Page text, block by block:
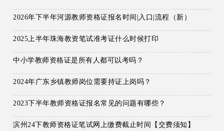
2026年下半年河源教师资格证报名时间|入口|流程（新）
2025上半年珠海教资笔试准考证什么时候打印
中小学教师资格证是所有人都可以考吗？
2024年广东乡镇教师岗位需要持证上岗吗？
2023下半年教师资格证报名常见的问题有哪些？
滨州24下教师资格证笔试网上缴费截止时间【交费须知】